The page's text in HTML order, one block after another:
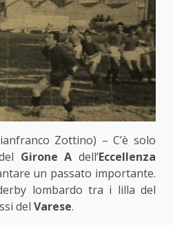
Zottino) – C’è solo
Girone A dell’Eccellenza
un passato importante.
lombardo tra i lilla del
del Varese.